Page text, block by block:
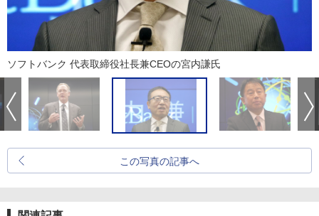
ソフトバンク 代表取締役社長兼CEOの宮内謙氏
この写真の記事へ